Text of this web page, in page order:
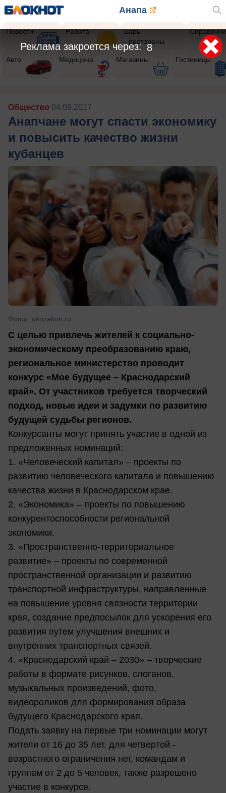
Анапа
Новости Работа
Бары
- рестораны
Авто Медицина Магазины Гостиницы
Общество 04.09.2017
Анапчане могут спасти экономику
и повысить качество жизни
кубанцев
Фото: nkozakon.ru
С целью привлечь жителей к социально-
экономическому преобразованию краю,
региональное министерство проводит
конкурс «Мое будущее – Краснодарский
край». От участников требуется творческий
подход, новые идеи и задумки по развитию
будущей судьбы регионов.
Конкурсанты могут принять участие в одной из
предложенных номинаций:
1. «Человеческий капитал» – проекты по
развитию человеческого капитала и повышению
качества жизни в Краснодарском крае.
2. «Экономика» – проекты по повышению
конкурентоспособности региональной
экономики.
3. «Пространственно-территориальное
развитие» – проекты по современной
пространственной организации и развитию
транспортной инфраструктуры, направленные
на повышение уровня связности территории
края, создание предпосылок для ускорения его
развития путем улучшения внешних и
внутренних транспортных связей.
4. «Краснодарский край – 2030» – творческие
работы в формате рисунков, слоганов,
музыкальных произведений, фото,
видеороликов для формирования образа
будущего Краснодарского края.
Подать заявку на первые три номинации могут
жители от 16 до 35 лет, для четвертой -
возрастного ограничения нет, командам и
группам от 2 до 5 человек, также разрешено
участие в конкурсе.
5
Реклама закроется через: